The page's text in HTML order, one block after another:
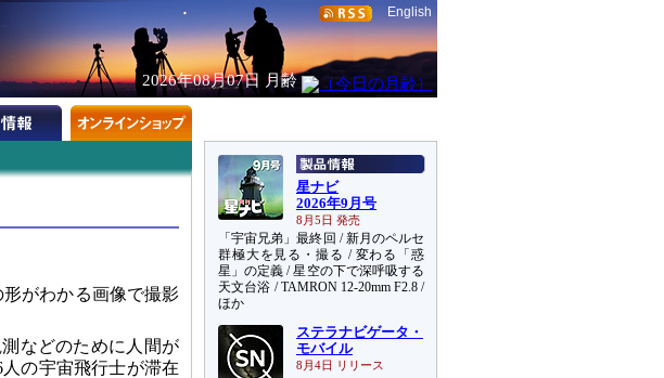
English
2026年08月07日 月齢
がわかる画像で撮影
などのために人間が
の宇宙飛行士が滞在
星ナビ
2026年9月号
8月5日 発売
「宇宙兄弟」最終回 / 新月のペルセ
群極大を見る・撮る / 変わる「惑
星」の定義 / 星空の下で深呼吸する
天文台浴 / TAMRON 12-20mm F2.8 /
ほか
ステラナビゲータ・
モバイル
8月4日 リリース